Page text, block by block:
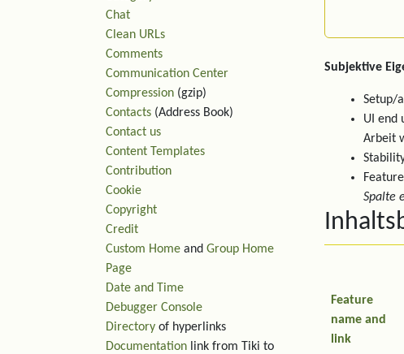
Subjektive
Setup/
UI end
Arbeit
Spalte
Feature
name and
link
Chat
Clean URLs
Comments
Communication Center
Compression (gzip)
Contacts (Address Book)
Contact us
Content Templates
Contribution
Cookie
Copyright
Credit
Custom Home and Group Home
Page
Date and Time
Debugger Console
Directory of hyperlinks
Documentation link from Tiki to